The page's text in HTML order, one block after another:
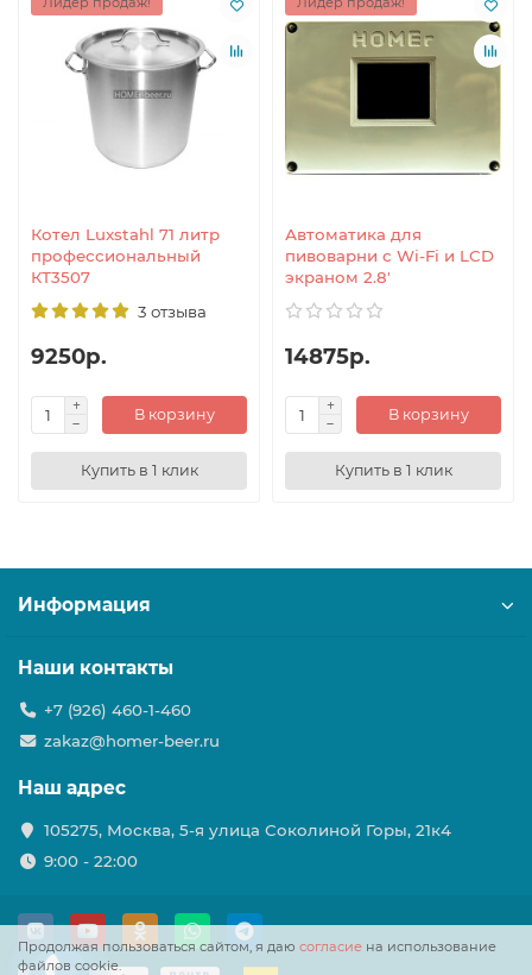
Котел Luxstahl 71 литр
профессиональный
КТ3507
3 отзыва
9250р.
В корзину
Купить в 1 клик
Автоматика для
пивоварни с Wi-Fi и LCD
экраном 2.8'
14875р.
В корзину
Купить в 1 клик
Продолжая пользоваться сайтом, я даю согласие на использование
файлов cookie.
Информация
Наши контакты
+7 (926) 460-1-460
zakaz@homer-beer.ru
Наш адрес
105275, Москва, 5-я улица Соколиной Горы, 21к4
9:00 - 22:00